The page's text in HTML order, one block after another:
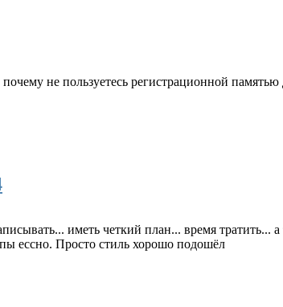
не пользуетесь регистрационной памятью
иметь четкий план... время тратить... а
ессно. Просто стиль хорошо подошёл